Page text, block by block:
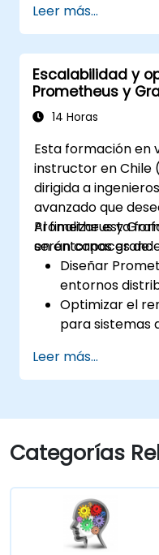
el estado y el
Implementar
la resolución
Aplicar las
escalar
entornos de
Leer más...
Escalabilidad y
Prometheus y
grandes
14 Horas
Esta formación en
instructor en Chile
dirigida a
avanzado que
Prometheus y
en entornos
Al finalizar esta
serán capaces de:
Diseñar
entornos
Optimizar el
para sistemas
grandes
solución de
Leer más...
Categorías